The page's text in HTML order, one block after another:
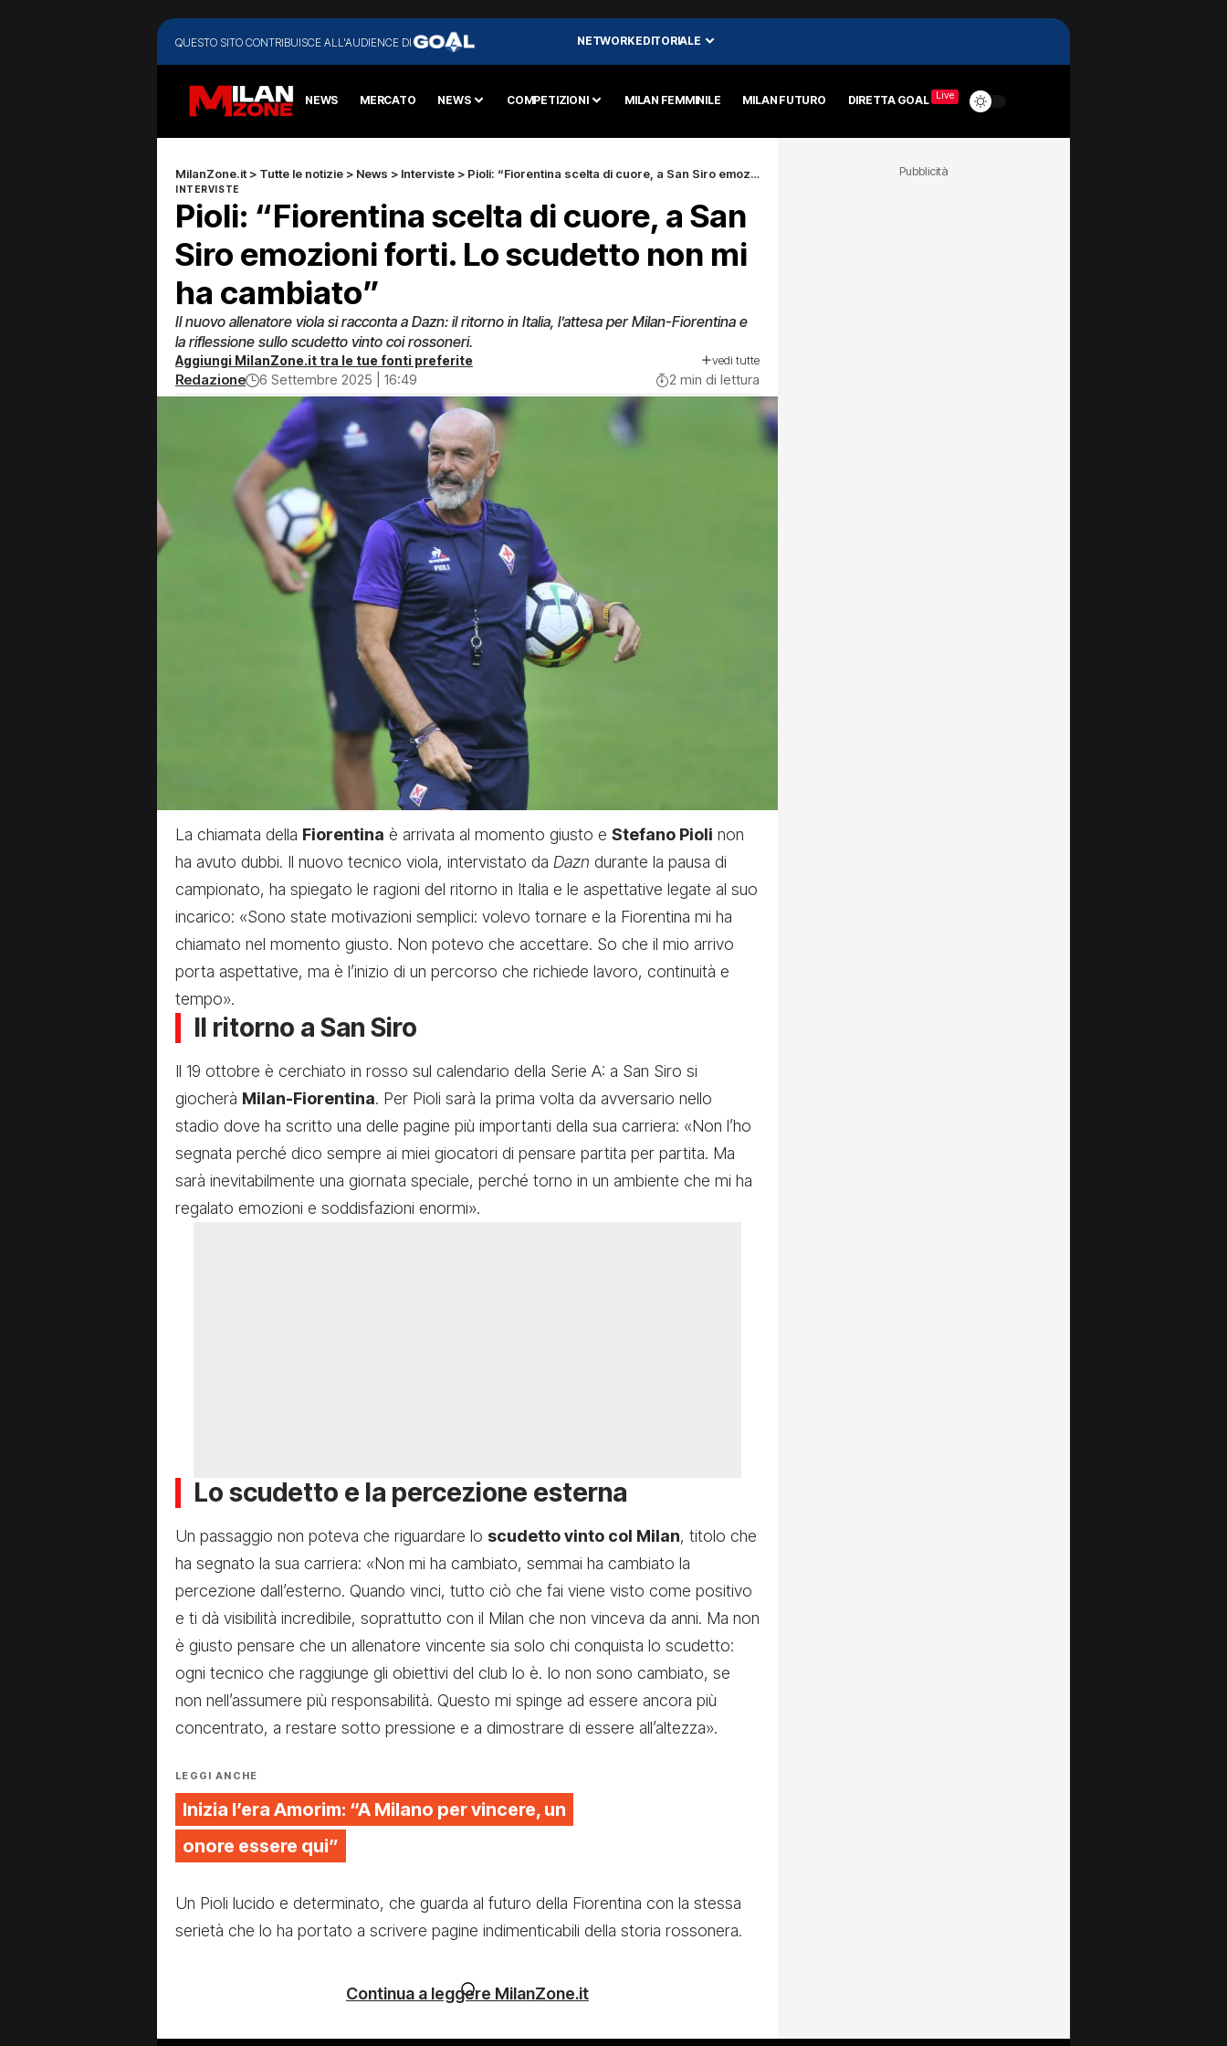
QUESTO SITO CONTRIBUISCE ALL'AUDIENCE DI NETWORK EDITORIALE
NEWS MERCATO NEWS COMPETIZIONI MILAN FEMMINILE MILAN FUTURO DIRETTA GOAL Live
MilanZone.it > Tutte le notizie > News > Interviste > Pioli: “Fiorentina scelta di cuore, a San Siro emozioni forti. Lo scudetto non mi ha cambiato”
INTERVISTE
Pioli: “Fiorentina scelta di cuore, a San
Siro emozioni forti. Lo scudetto non mi
ha cambiato”
Il nuovo allenatore viola si racconta a Dazn: il ritorno in Italia, l’attesa per Milan-Fiorentina e
la riflessione sullo scudetto vinto coi rossoneri.
Aggiungi MilanZone.it tra le tue fonti preferite vedi tutte
Redazione 6 Settembre 2025 | 16:49 2 min di lettura
La chiamata della Fiorentina è arrivata al momento giusto e Stefano Pioli non
ha avuto dubbi. Il nuovo tecnico viola, intervistato da Dazn durante la pausa di
campionato, ha spiegato le ragioni del ritorno in Italia e le aspettative legate al suo
incarico: «Sono state motivazioni semplici: volevo tornare e la Fiorentina mi ha
chiamato nel momento giusto. Non potevo che accettare. So che il mio arrivo
porta aspettative, ma è l’inizio di un percorso che richiede lavoro, continuità e
tempo».
Il ritorno a San Siro
Il 19 ottobre è cerchiato in rosso sul calendario della Serie A: a San Siro si
giocherà Milan-Fiorentina. Per Pioli sarà la prima volta da avversario nello
stadio dove ha scritto una delle pagine più importanti della sua carriera: «Non l’ho
segnata perché dico sempre ai miei giocatori di pensare partita per partita. Ma
sarà inevitabilmente una giornata speciale, perché torno in un ambiente che mi ha
regalato emozioni e soddisfazioni enormi».
Lo scudetto e la percezione esterna
Un passaggio non poteva che riguardare lo scudetto vinto col Milan, titolo che
ha segnato la sua carriera: «Non mi ha cambiato, semmai ha cambiato la
percezione dall’esterno. Quando vinci, tutto ciò che fai viene visto come positivo
e ti dà visibilità incredibile, soprattutto con il Milan che non vinceva da anni. Ma non
è giusto pensare che un allenatore vincente sia solo chi conquista lo scudetto:
ogni tecnico che raggiunge gli obiettivi del club lo è. Io non sono cambiato, se
non nell’assumere più responsabilità. Questo mi spinge ad essere ancora più
concentrato, a restare sotto pressione e a dimostrare di essere all’altezza».
LEGGI ANCHE
Inizia l’era Amorim: “A Milano per vincere, un
onore essere qui”
Un Pioli lucido e determinato, che guarda al futuro della Fiorentina con la stessa
serietà che lo ha portato a scrivere pagine indimenticabili della storia rossonera.
Continua a leggere MilanZone.it
Pubblicità